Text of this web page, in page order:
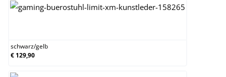
schwarz/gelb
€ 129,90